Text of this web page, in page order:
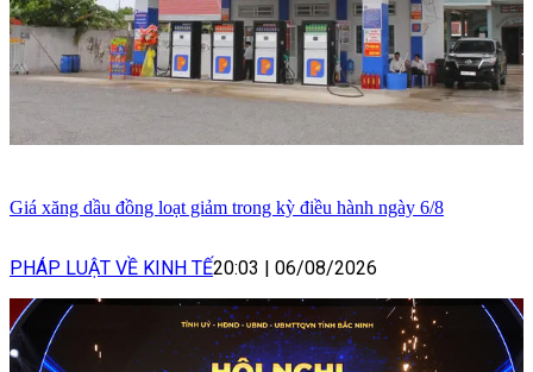
Giá xăng dầu đồng loạt giảm trong kỳ điều hành ngày 6/8
PHÁP LUẬT VỀ KINH TẾ20:03 | 06/08/2026